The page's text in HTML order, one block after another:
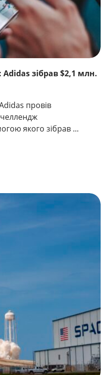
зібрав $2,1 млн.
провів
якого зібрав ...